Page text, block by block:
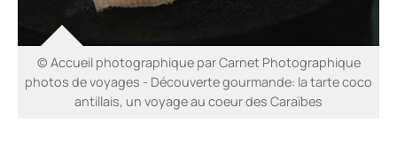
© Accueil photographique par Carnet Photographique
photos de voyages - Découverte gourmande: la tarte coco
antillais, un voyage au coeur des Caraïbes